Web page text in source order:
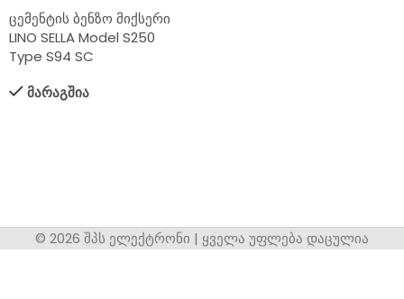
ცემენტის ბენზო მიქსერი
LINO SELLA Model S250
Type S94 SC
მარაგშია
© 2026 შპს ელექტრონი | ყველა უფლება დაცულია